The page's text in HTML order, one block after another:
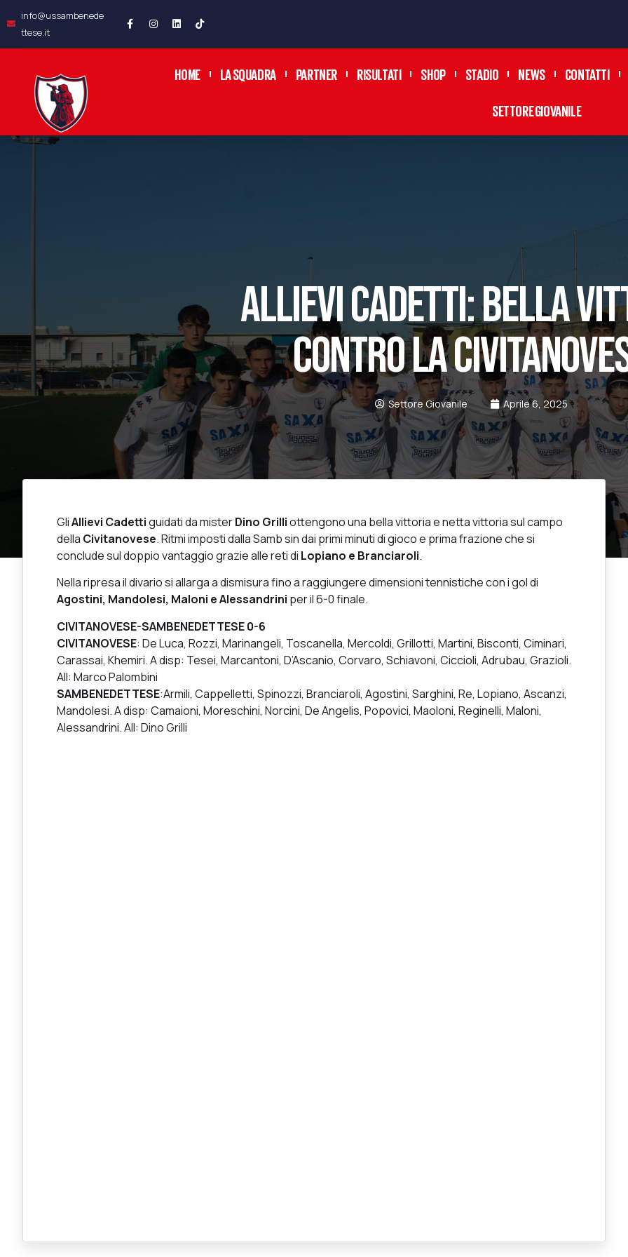
info@ussambenede
ttese.it
HOME LA SQUADRA PARTNER RISULTATI SHOP STADIO NEWS CONTATTI
SETTORE GIOVANILE
ALLIEVI CADETTI: BELLA
CONTRO LA
Settore Giovanile Aprile 6, 2025
GliAllievi Cadettiguidati da misterDino Grilliottengono una bella vittoria e netta vittoria sul campo
della Civitanovese. Ritmi imposti dalla Samb sin dai primi minuti di gioco e prima frazione che si
conclude sul doppio vantaggio grazie alle reti di Lopiano e Branciaroli.
Nella ripresa il divario si allarga a dismisura fino a raggiungere dimensioni tennistiche con i gol di
Agostini, Mandolesi, Maloni e Alessandrini per il 6-0 finale.
CIVITANOVESE-SAMBENEDETTESE 0-6
CIVITANOVESE: De Luca, Rozzi, Marinangeli, Toscanella, Mercoldi, Grillotti, Martini, Bisconti, Ciminari,
Carassai, Khemiri. A disp: Tesei, Marcantoni, D’Ascanio, Corvaro, Schiavoni, Ciccioli, Adrubau, Grazioli.
All: Marco Palombini
SAMBENEDETTESE:Armili, Cappelletti, Spinozzi, Branciaroli, Agostini, Sarghini, Re, Lopiano, Ascanzi,
Mandolesi. A disp: Camaioni, Moreschini, Norcini, De Angelis, Popovici, Maoloni, Reginelli, Maloni,
Alessandrini. All: Dino Grilli